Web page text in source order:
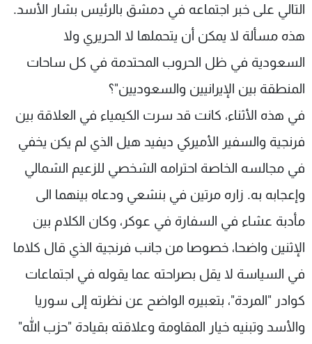
التالي على خبر اجتماعه في دمشق بالرئيس بشار الأسد.
هذه مسألة لا يمكن أن يتحملها لا الحريري ولا
السعودية في ظل الحروب المحتدمة في كل ساحات
المنطقة بين الإيرانيين والسعوديين"؟
في هذه الأثناء، كانت قد سرت الكيمياء في العلاقة بين
فرنجية والسفير الأميركي ديفيد هيل الذي لم يكن يخفي
في مجالسه الخاصة احترامه الشخصي للزعيم الشمالي
وإعجابه به. زاره مرتين في بنشعي ودعاه بينهما الى
مأدبة عشاء في السفارة في عوكر، وكان الكلام بين
الإثنين واضحا، خصوصا من جانب فرنجية الذي قال كلاما
في السياسة لا يقل بصراحته عما يقوله في اجتماعات
كوادر "المردة"، بتعبيره الواضح عن نظرته إلى سوريا
والأسد وتبنيه خيار المقاومة وعلاقته بقيادة "حزب الله"